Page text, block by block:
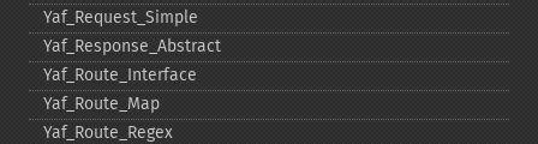
Yaf_​Request_​Simple
Yaf_​Response_​Abstract
Yaf_​Route_​Interface
Yaf_​Route_​Map
Yaf_​Route_​Regex